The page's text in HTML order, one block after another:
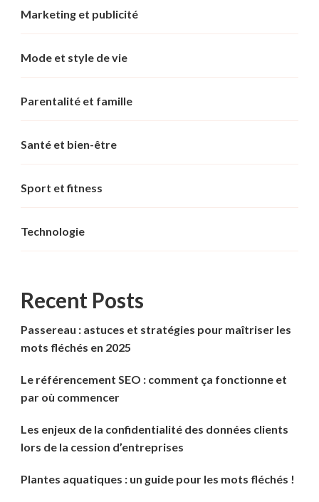
Marketing et publicité
Mode et style de vie
Parentalité et famille
Santé et bien-être
Sport et fitness
Technologie
Recent Posts
Passereau : astuces et stratégies pour maîtriser les
mots fléchés en 2025
Le référencement SEO : comment ça fonctionne et
par où commencer
Les enjeux de la confidentialité des données clients
lors de la cession d’entreprises
Plantes aquatiques : un guide pour les mots fléchés !